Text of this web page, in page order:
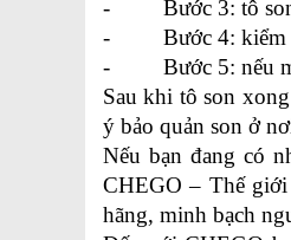
-         Bước 3:
-         Bước 4:
-         Bước 5:
Sau khi tô son
ý bảo quản son ở
Nếu bạn đang có
CHEGO – Thế giới
hãng, minh bạch